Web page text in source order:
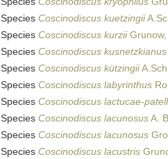
Species Coscinodiscus kuetzingii
Species Coscinodiscus kurzii
Species Coscinodiscus kusnetzkianus
Species Coscinodiscus kützingii
Species Coscinodiscus labyrinthus
Species Coscinodiscus lactucae-
Species Coscinodiscus lacunosusA.
Species Coscinodiscus lacunosus
Species Coscinodiscus lacustris